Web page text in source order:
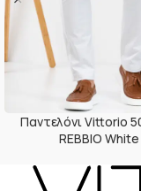
Παντελόνι Vittorio
REBBIO White